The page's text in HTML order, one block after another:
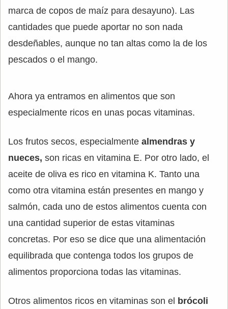
marca de copos de maíz para desayuno). Las
cantidades que puede aportar no son nada
desdeñables, aunque no tan altas como la de los
pescados o el mango.
Ahora ya entramos en alimentos que son
especialmente ricos en unas pocas vitaminas.
Los frutos secos, especialmente almendras y
nueces, son ricas en vitamina E. Por otro lado, el
aceite de oliva es rico en vitamina K. Tanto una
como otra vitamina están presentes en mango y
salmón, cada uno de estos alimentos cuenta con
una cantidad superior de estas vitaminas
concretas. Por eso se dice que una alimentación
equilibrada que contenga todos los grupos de
alimentos proporciona todas las vitaminas.
Otros alimentos ricos en vitaminas son el brócoli